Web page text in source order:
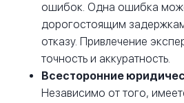
ошибок. Одна ошибка
дорогостоящим
отказу. Привлечение
точность и аккуратность.
Всесторонние
Независимо от того,